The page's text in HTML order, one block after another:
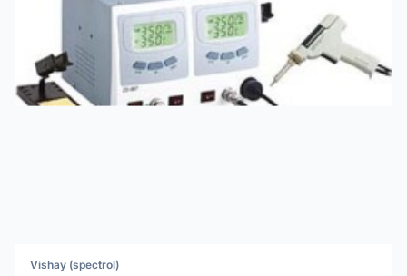
Vishay (spectrol)